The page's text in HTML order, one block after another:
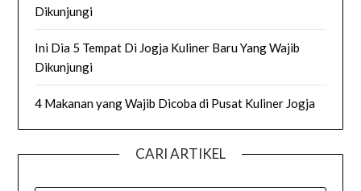
Dikunjungi
Ini Dia 5 Tempat Di Jogja Kuliner Baru Yang Wajib
Dikunjungi
4 Makanan yang Wajib Dicoba di Pusat Kuliner Jogja
CARI ARTIKEL